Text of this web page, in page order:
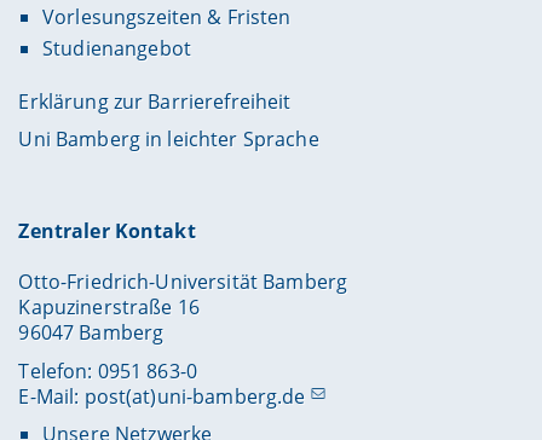
Vorlesungszeiten & Fristen
Studienangebot
Erklärung zur Barrierefreiheit
Uni Bamberg in leichter Sprache
Zentraler Kontakt
Otto-Friedrich-Universität Bamberg
Kapuzinerstraße 16
96047 Bamberg
Telefon: 0951 863-0
E-Mail: post(at)uni-bamberg.de
Unsere Netzwerke